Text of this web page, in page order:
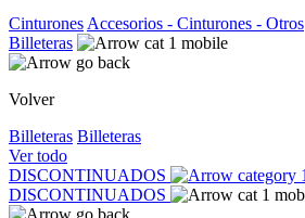
Cinturones Accesorios - Cinturones - Otros
Billeteras
Volver
Billeteras Billeteras
Ver todo
DISCONTINUADOS
DISCONTINUADOS